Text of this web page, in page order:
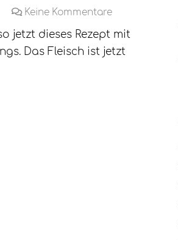
Keine Kommentare
jetzt dieses Rezept mit
Das Fleisch ist jetzt